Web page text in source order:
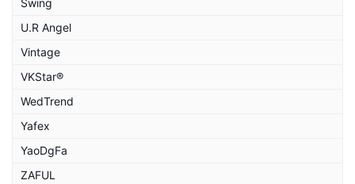
Swing
U.R Angel
Vintage
VKStar®
WedTrend
Yafex
YaoDgFa
ZAFUL